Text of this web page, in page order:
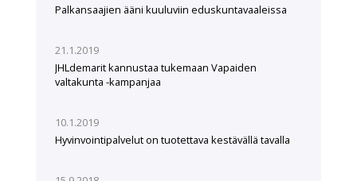
Palkansaajien ääni kuuluviin eduskuntavaaleissa
21.1.2019
JHLdemarit kannustaa tukemaan Vapaiden
valtakunta -kampanjaa
10.1.2019
Hyvinvointipalvelut on tuotettava kestävällä tavalla